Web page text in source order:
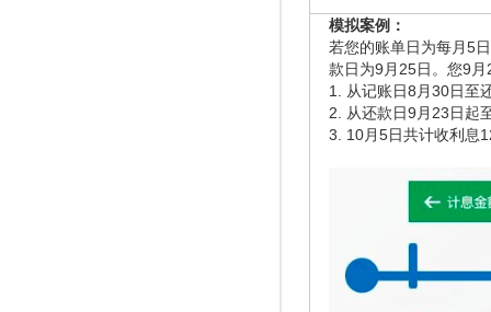
模拟案例：
若您的账单日为每月5
款日为9月25日。您9
1. 从记账日8月30日至
2. 从还款日9月23日起
3. 10月5日共计收利息